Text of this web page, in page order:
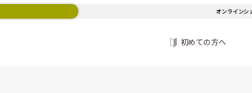
オンラインシ
初めての方へ